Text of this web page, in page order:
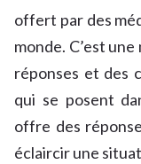
offert par des
monde. C’est
réponses et des
qui se posent
offre des
éclaircir une